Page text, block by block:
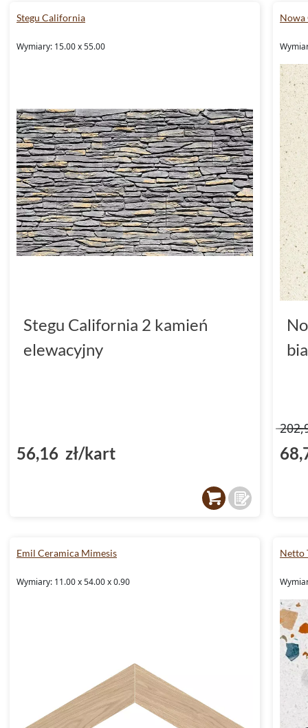
Stegu California
Wymiary: 15.00 x 55.00
Stegu California 2 kamień
elewacyjny
56,16 zł/kart
Nowa
Emil Ceramica Mimesis
Wymiary: 11.00 x 54.00 x 0.90
Netto